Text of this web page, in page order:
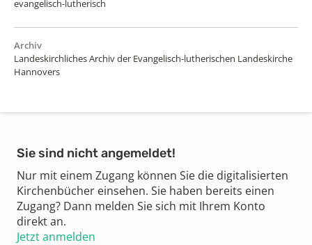
evangelisch-lutherisch
Archiv
Landeskirchliches Archiv der Evangelisch-lutherischen Landeskirche
Hannovers
Sie sind nicht angemeldet!
Nur mit einem Zugang können Sie die digitalisierten
Kirchenbücher einsehen. Sie haben bereits einen
Zugang? Dann melden Sie sich mit Ihrem Konto
direkt an.
Jetzt anmelden